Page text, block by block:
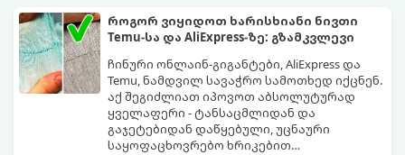
და აღმოაჩენთ, რომ კაბა ზედმეტად
ვიწროა, ხოლო ქურთუკი გიგანტური.
ბრენდსა და ქვეყანას სრულიად
განსხვავებული სტანდარტები აქვს.
იმისათვის, რომ თავიდან აიცილოთ
ნივთების უკან დაბრუნების დამქანცველი
პროცედურა ან ტანსაცმლის კარადაში
გამოკეტვა, გამოიყენეთ ეს 3
პროფესიონალური ხრიკი, რომლებიც
ყოველთვის იდეალურ შედეგს მოგცემთ:
როგორ ვიყიდოთ ხარისხიანი ნივთი
Temu-სა და AliExpress-ზე: გზამკვლევი
ჩინური ონლაინ-გიგანტები, AliExpress და
Temu, ნამდვილ სავაჭრო სამოთხედ იქცნენ.
აქ შეგიძლიათ იპოვოთ აბსოლუტურად
ყველაფერი - ტანსაცმლიდან და
გაჯეტებიდან დაწყებული, უცნაური
საყოფაცხოვრებო ხრიკებით